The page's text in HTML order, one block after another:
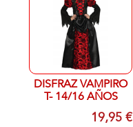
DISFRAZ VAMPIRO
T- 14/16 AÑOS
19,95 €